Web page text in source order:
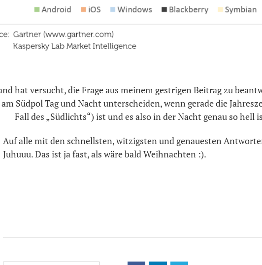
hat versucht, die Frage aus meinem gestrigen Beitrag zu
Südpol Tag und Nacht unterscheiden, wenn gerade die
Fall des „Südlichts“) ist und es also in der Nacht genau so hell
Auf alle mit den schnellsten, witzigsten und genauesten
Juhuuu. Das ist ja fast, als wäre bald Weihnachten :).